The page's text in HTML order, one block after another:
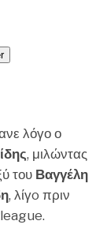
λόγο ο
, μιλώντας
του Βαγγέλη
, λίγo πριν